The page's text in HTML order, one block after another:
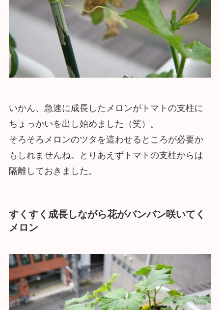
いかん、急速に成長したメロンがトマトの支柱に
ちょっかいを出し始めました（笑）。
そろそろメロンのツタを這わせるところが必要か
もしれませんね。とりあえずトマトの支柱からは
隔離しておきました。
すくすく成長しながら花がバンバン咲いてく
メロン